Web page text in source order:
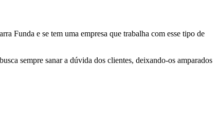
Funda e se tem uma empresa que trabalha com esse tipo de
sempre sanar a dúvida dos clientes, deixando-os amparados